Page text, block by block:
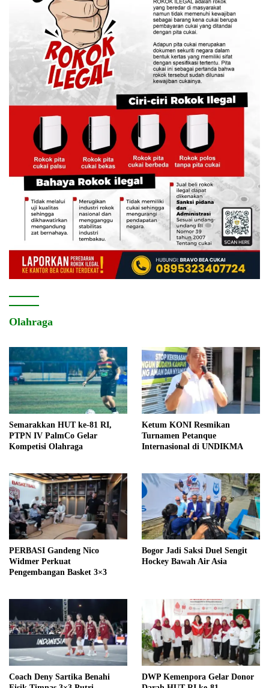
Olahraga
Semarakkan HUT ke-81 RI,
PTPN IV PalmCo Gelar
Kompetisi Olahraga
Ketum KONI Resmikan
Turnamen Petanque
Internasional di UNDIKMA
PERBASI Gandeng Nico
Widmer Perkuat
Pengembangan Basket 3×3
Bogor Jadi Saksi Duel Sengit
Hockey Bawah Air Asia
Coach Deny Sartika Benahi
DWP Kemenpora Gelar Donor